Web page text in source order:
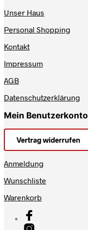
Unser Haus
Personal Shopping
Kontakt
Impressum
AGB
Datenschutzerklärung
Mein Benutzerkonto
Vertrag widerrufen
Anmeldung
Wunschliste
Warenkorb